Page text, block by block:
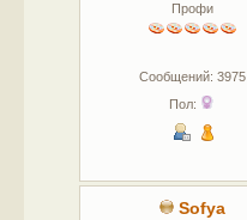
Профи
Сообщений: 3975
Пол:
Sofya